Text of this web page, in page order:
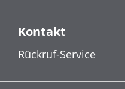
Kontakt
Rückruf-Service